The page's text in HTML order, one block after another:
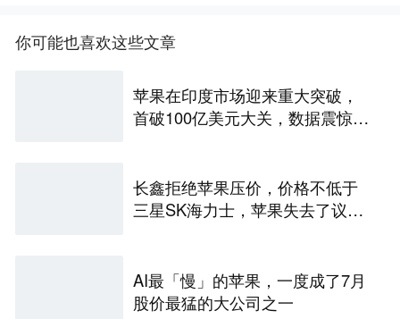
你可能也喜欢这些文章
苹果在印度市场迎来重大突破，
首破100亿美元大关，数据震惊世
长鑫拒绝苹果压价，价格不低于
三星SK海力士，苹果失去了议价
AI最「慢」的苹果，一度成了7月
股价最猛的大公司之一